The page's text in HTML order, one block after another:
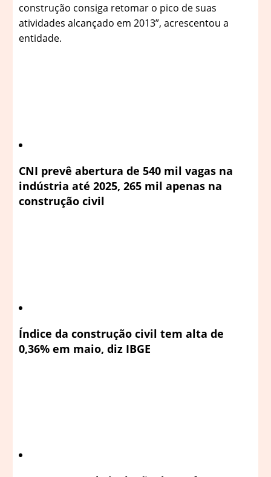
construção consiga retomar o pico de suas
atividades alcançado em 2013”, acrescentou a
entidade.
CNI prevê abertura de 540 mil vagas na
indústria até 2025, 265 mil apenas na
construção civil
Índice da construção civil tem alta de
0,36% em maio, diz IBGE